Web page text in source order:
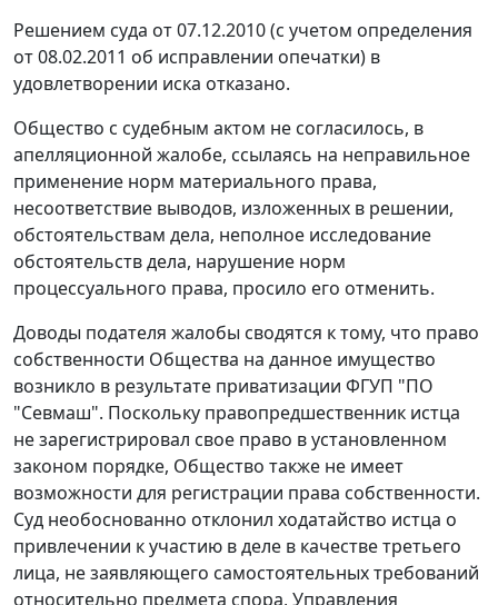
Решением суда от 07.12.2010 (с учетом определения
от 08.02.2011 об исправлении опечатки) в
удовлетворении иска отказано.
Общество с судебным актом не согласилось, в
апелляционной жалобе, ссылаясь на неправильное
применение норм материального права,
несоответствие выводов, изложенных в решении,
обстоятельствам дела, неполное исследование
обстоятельств дела, нарушение норм
процессуального права, просило его отменить.
Доводы подателя жалобы сводятся к тому, что право
собственности Общества на данное имущество
возникло в результате приватизации ФГУП "ПО
"Севмаш". Поскольку правопредшественник истца
не зарегистрировал свое право в установленном
законом порядке, Общество также не имеет
возможности для регистрации права собственности.
Суд необоснованно отклонил ходатайство истца о
привлечении к участию в деле в качестве третьего
лица, не заявляющего самостоятельных требований
относительно предмета спора, Управления